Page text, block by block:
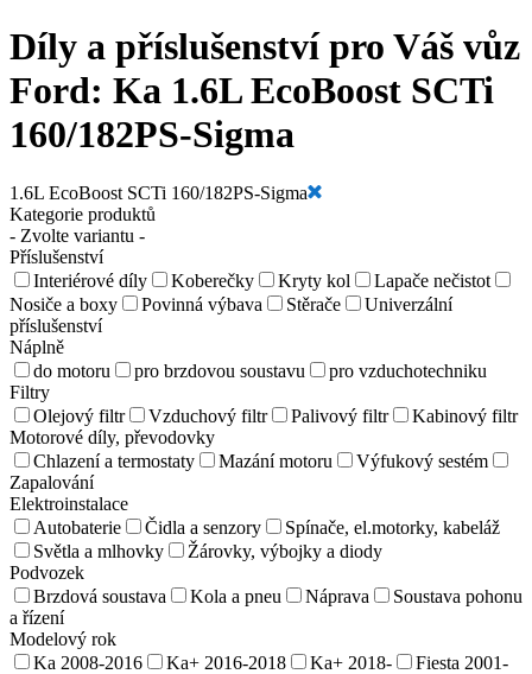
Díly a příslušenství pro Váš vůz
Ford: Ka 1.6L EcoBoost SCTi
160/182PS-Sigma
1.6L EcoBoost SCTi 160/182PS-Sigma
Kategorie produktů
- Zvolte variantu -
Příslušenství
Interiérové díly
Koberečky Kryty kol
Lapače nečistot
Nosiče a boxy
Povinná výbava Stěrače
Univerzální
příslušenství
Náplně
do motoru
pro brzdovou soustavu
pro vzduchotechniku
Filtry
Olejový filtr
Vzduchový filtr Palivový filtr
Kabinový filtr
Motorové díly, převodovky
Chlazení a termostaty
Mazání motoru
Výfukový sestém
Zapalování
Elektroinstalace
Autobaterie
Čidla a senzory
Spínače, el.motorky, kabeláž
Světla a mlhovky
Žárovky, výbojky a diody
Podvozek
Brzdová soustava
Kola a pneu Náprava
Soustava pohonu
a řízení
Modelový rok
Ka 2008-2016
Ka+ 2016-2018 Ka+ 2018-
Fiesta 2001-